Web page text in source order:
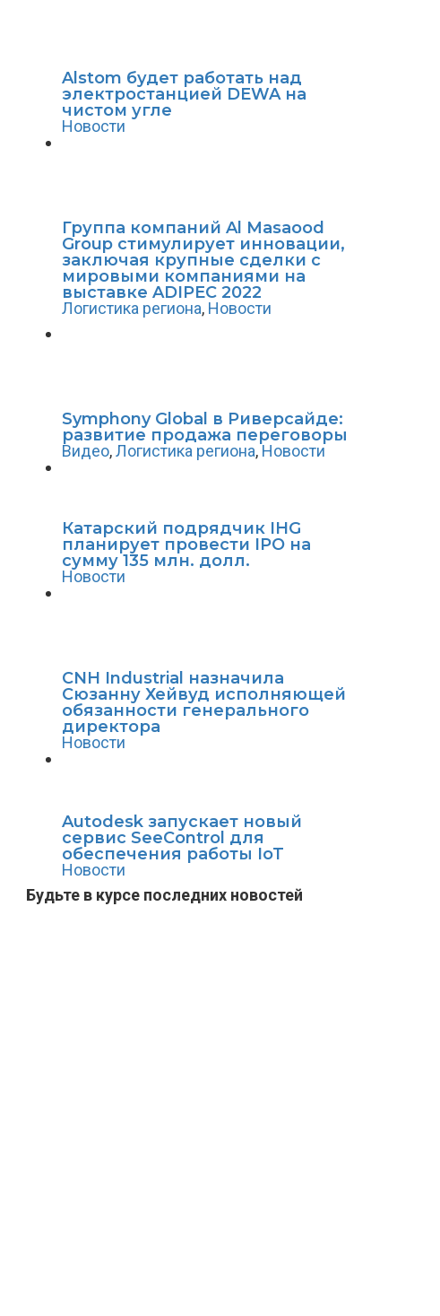
Alstom будет работать над
электростанцией DEWA на
чистом угле
Новости
Группа компаний Al Masaood
Group стимулирует инновации,
заключая крупные сделки с
мировыми компаниями на
выставке ADIPEC 2022
Логистика региона, Новости
Symphony Global в Риверсайде:
развитие продажа переговоры
Видео,Логистика региона, Новости
Катарский подрядчик IHG
планирует провести IPO на
сумму 135 млн. долл.
Новости
CNH Industrial назначила
Сюзанну Хейвуд исполняющей
обязанности генерального
директора
Новости
Autodesk запускает новый
сервис SeeControl для
обеспечения работы IoT
Новости
Будьте в курсе последних новостей